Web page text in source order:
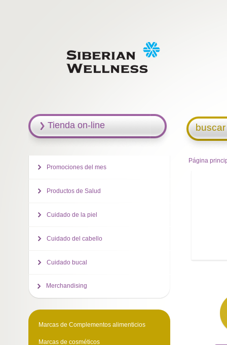
Página
Tienda on-line
Promociones del mes
Productos de Salud
Cuidado de la piel
Cuidado del cabello
Cuidado bucal
Merchandising
Marcas de Complementos alimenticios
Marcas de cosméticos